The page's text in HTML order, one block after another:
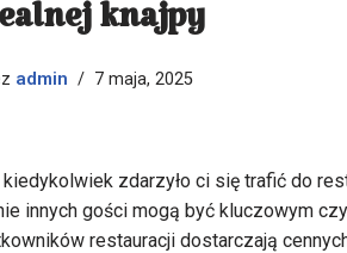
knajpy
admin 7 maja, 2025
zdarzyło ci się trafić do
innych gości mogą być kluczowym
restauracji dostarczają